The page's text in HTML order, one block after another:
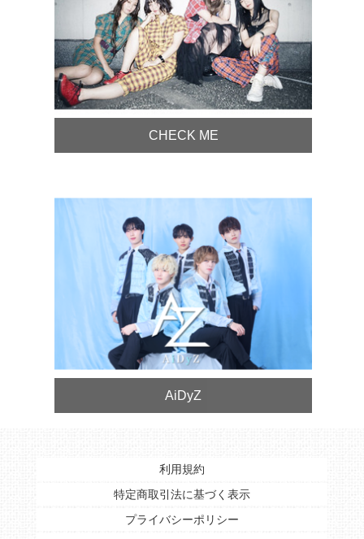
CHECK ME
AiDyZ
利用規約
特定商取引法に基づく表示
プライバシーポリシー